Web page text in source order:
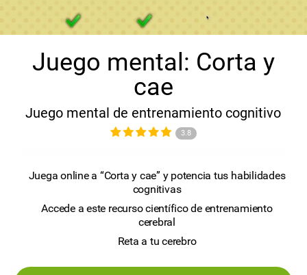
Juego mental: Corta y
cae
Juego mental de entrenamiento cognitivo
3.8
Juega online a “Corta y cae” y potencia tus habilidades
cognitivas
Accede a este recurso científico de entrenamiento
cerebral
Reta a tu cerebro